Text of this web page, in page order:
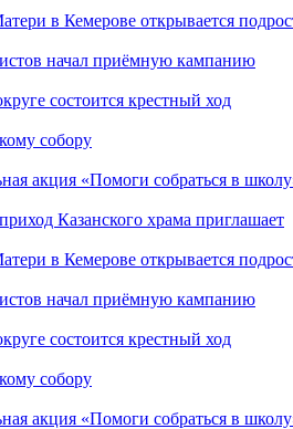
в Кемерове открывается
начал приёмную кампанию
состоится крестный ход
собору
акция «Помоги собраться в
Казанского храма приглашает
в Кемерове открывается
начал приёмную кампанию
состоится крестный ход
собору
акция «Помоги собраться в